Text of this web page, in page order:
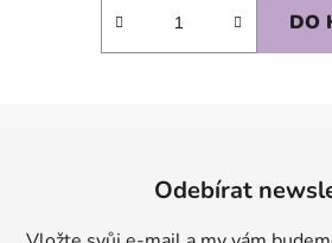
DO
Odebírat